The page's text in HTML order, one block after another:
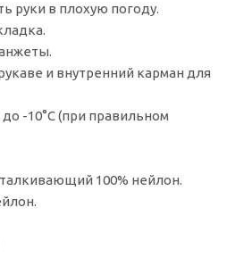
руки в плохую погоду.
и внутренний карман для
-10°С (при правильном
100% нейлон.